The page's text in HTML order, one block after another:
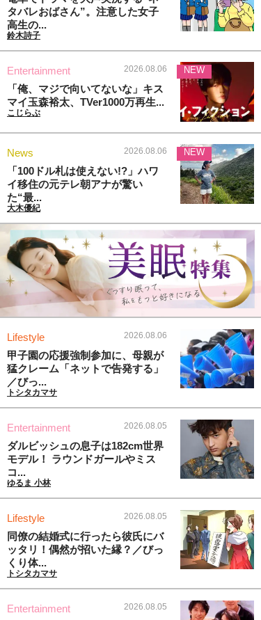
タバレおばさん”。注意した女子
高生の...
鈴木詩子
Entertainment 2026.08.06
「俺、マジで向いてないな」キス
マイ玉森裕太、TVer1000万再生...
こじらぶ
NEW
News 2026.08.06
「100ドル札は使えない!?」ハワ
イ移住の元テレ朝アナが驚い
た“最...
大木優紀
NEW
Lifestyle 2026.08.06
甲子園の応援強制参加に、母親が
猛クレーム「ネットで告発する」
／びっ...
トシタカマサ
Entertainment 2026.08.05
ダルビッシュの息子は182cm世界
モデル！ ラウンドガールやミス
コ...
ゆるま 小林
Lifestyle 2026.08.05
同僚の結婚式に行ったら彼氏にバ
ッタリ！偶然が招いた縁？／びっ
くり体...
トシタカマサ
Entertainment 2026.08.05